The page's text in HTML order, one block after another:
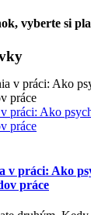
tím
ktorá
rozhoduje
o
vyberte si
práci: Ako
práce
v práci: Ako
práce